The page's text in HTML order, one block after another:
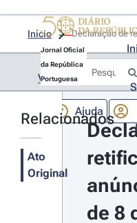
Jornal Oficial
da República
Portuguesa
Ajuda
Início
Voltar
Relacionados
Ato
Original
de 8